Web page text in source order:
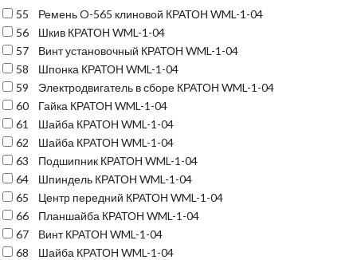
55
Ремень O-565 клиновой КРАТОН WML-1-04
56
Шкив КРАТОН WML-1-04
57
Винт установочный КРАТОН WML-1-04
58
Шпонка КРАТОН WML-1-04
59
Электродвигатель в сборе КРАТОН WML-1-04
60
Гайка КРАТОН WML-1-04
61
Шайба КРАТОН WML-1-04
62
Шайба КРАТОН WML-1-04
63
Подшипник КРАТОН WML-1-04
64
Шпиндель КРАТОН WML-1-04
65
Центр передний КРАТОН WML-1-04
66
Планшайба КРАТОН WML-1-04
67
Винт КРАТОН WML-1-04
68
Шайба КРАТОН WML-1-04